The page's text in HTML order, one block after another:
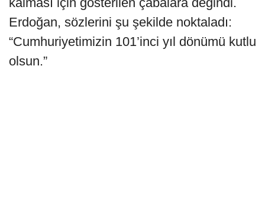
Erdoğan, sözlerini şu şekilde noktaladı:
“Cumhuriyetimizin 101’inci yıl dönümü kutlu
olsun.”